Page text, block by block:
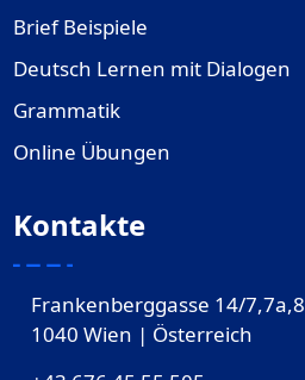
Brief Beispiele
Deutsch Lernen mit Dialogen
Grammatik
Online Übungen
Kontakte
Frankenberggasse 14/7,7a,8
1040 Wien | Österreich